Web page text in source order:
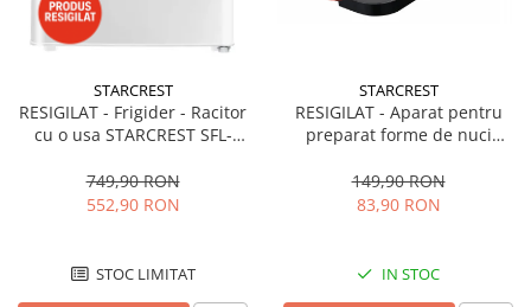
STARCREST
RESIGILAT - Frigider - Racitor
cu o usa STARCREST SFL-
92L, Iluminare interioara,H 83
cm, Alb
749,90 RON
552,90 RON
STOC LIMITAT
STARCREST
RESIGILAT - Aparat pentru
preparat forme de nuci
forme, 1400W, Indicator
luminos, Placi antiaderente,
149,90 RON
83,90 RON
IN STOC